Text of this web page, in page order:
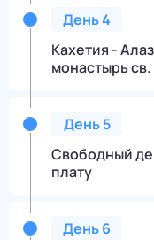
День4
Кахетия -
монастырь
День5
Свободный
плату
День6